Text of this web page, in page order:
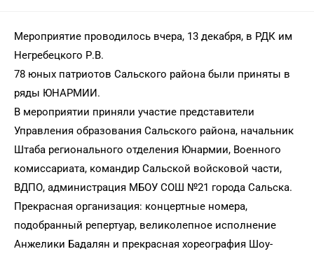
Мероприятие проводилось вчера, 13 декабря, в РДК им
Негребецкого Р.В.
78 юных патриотов Сальского района были приняты в
ряды ЮНАРМИИ.
В мероприятии приняли участие представители
Управления образования Сальского района, начальник
Штаба регионального отделения Юнармии, Военного
комиссариата, командир Сальской войсковой части,
ВДПО, администрация МБОУ СОШ №21 города Сальска.
Прекрасная организация: концертные номера,
подобранный репертуар, великолепное исполнение
Анжелики Бадалян и прекрасная хореография Шоу-